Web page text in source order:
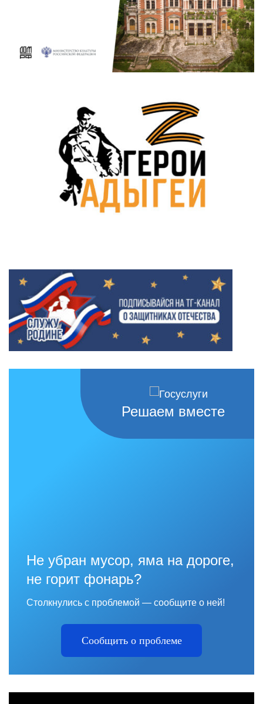
Решаем вместе
Не убран мусор, яма на дороге,
не горит фонарь?
Столкнулись с проблемой — сообщите о ней!
Сообщить о проблеме